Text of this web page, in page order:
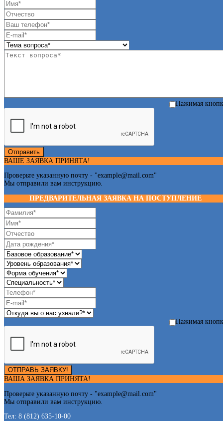
Нажимая
Отправить
ВАШЕ ЗАЯВКА ПРИНЯТА!
Проверьте указанную почту - "example@mail.com"
Мы отправили вам инструкцию.
ПРЕДВАРИТЕЛЬНАЯ ЗАЯВКА НА ПОСТУПЛЕНИЕ
Нажимая
ОТПРАВЬ ЗАЯВКУ!
ВАША ЗАЯВКА ПРИНЯТА!
Проверьте указанную почту - "example@mail.com"
Мы отправили вам инструкцию.
Тел: 8 (812) 635-10-00